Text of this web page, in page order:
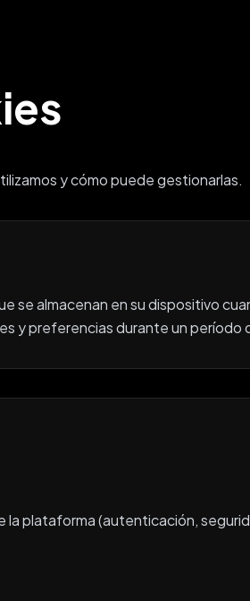
y cómo puede gestionarlas.
se almacenan en su dispositivo
y preferencias durante un período
la plataforma (autenticación,